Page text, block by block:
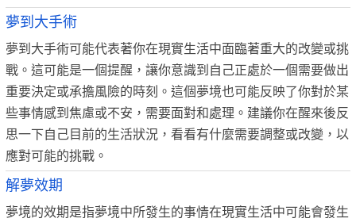
夢到大手術
夢到大手術可能代表著你在現實生活中面臨著重大的改變或挑
戰。這可能是一個提醒，讓你意識到自己正處於一個需要做出
重要決定或承擔風險的時刻。這個夢境也可能反映了你對於某
些事情感到焦慮或不安，需要面對和處理。建議你在醒來後反
思一下自己目前的生活狀況，看看有什麼需要調整或改變，以
應對可能的挑戰。
解夢效期
夢境的效期是指夢境中所發生的事情在現實生活中可能會發生